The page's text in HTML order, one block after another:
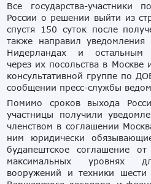
Все государства-участники
России о решении выйти из
спустя 150 суток после
также направил
Нидерландах и остальным
через их посольства в Москве
консультативной группе по
сообщении пресс-службы
Помимо сроков выхода
участницы получили
членством в соглашении
ним юридически
будапештское соглашение
максимальных уровнях
вооружений и техники шести